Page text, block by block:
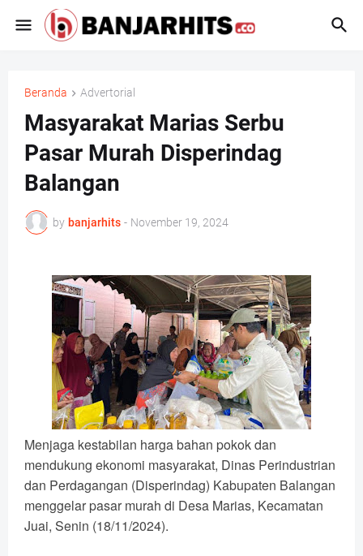
Beranda Advertorial
Masyarakat Marias Serbu
Pasar Murah Disperindag
Balangan
by banjarhits - November 19, 2024
Menjaga kestabilan harga bahan pokok dan
mendukung ekonomi masyarakat, Dinas Perindustrian
dan Perdagangan (Disperindag) Kabupaten Balangan
menggelar pasar murah di Desa Marias, Kecamatan
Juai, Senin (18/11/2024).